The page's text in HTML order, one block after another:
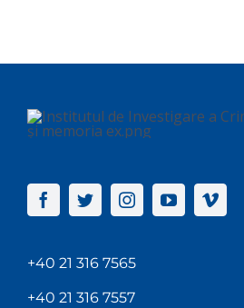
+40 21 316 7565
+40 21 316 7557